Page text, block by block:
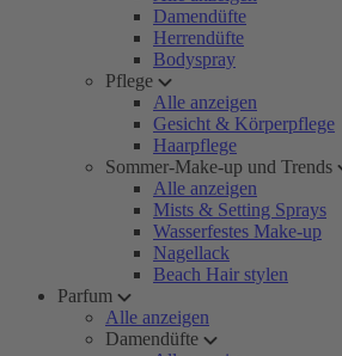
Damendüfte
Herrendüfte
Bodyspray
Pflege
Alle anzeigen
Gesicht & Körperpflege
Haarpflege
Sommer-Make-up und Trends
Alle anzeigen
Mists & Setting Sprays
Wasserfestes Make-up
Nagellack
Beach Hair stylen
Parfum
Alle anzeigen
Damendüfte